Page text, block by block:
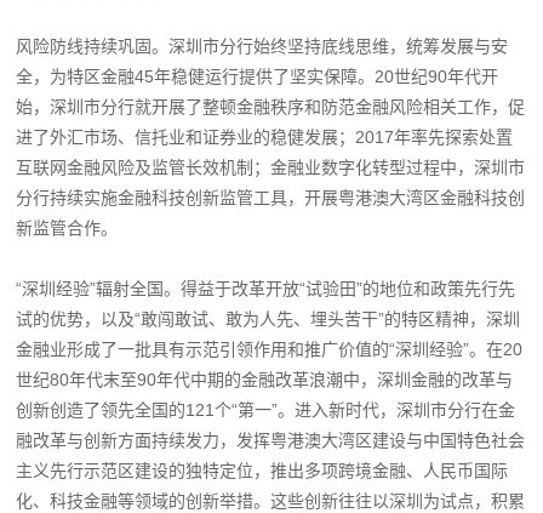
风险防线持续巩固。深圳市分行始终坚持底线思维，统筹发展与安
全，为特区金融45年稳健运行提供了坚实保障。20世纪90年代开
始，深圳市分行就开展了整顿金融秩序和防范金融风险相关工作，促
进了外汇市场、信托业和证券业的稳健发展；2017年率先探索处置
互联网金融风险及监管长效机制；金融业数字化转型过程中，深圳市
分行持续实施金融科技创新监管工具，开展粤港澳大湾区金融科技创
新监管合作。
“深圳经验”辐射全国。得益于改革开放“试验田”的地位和政策先行先
试的优势，以及“敢闯敢试、敢为人先、埋头苦干”的特区精神，深圳
金融业形成了一批具有示范引领作用和推广价值的“深圳经验”。在20
世纪80年代末至90年代中期的金融改革浪潮中，深圳金融的改革与
创新创造了领先全国的121个“第一”。进入新时代，深圳市分行在金
融改革与创新方面持续发力，发挥粤港澳大湾区建设与中国特色社会
主义先行示范区建设的独特定位，推出多项跨境金融、人民币国际
化、科技金融等领域的创新举措。这些创新往往以深圳为试点，积累